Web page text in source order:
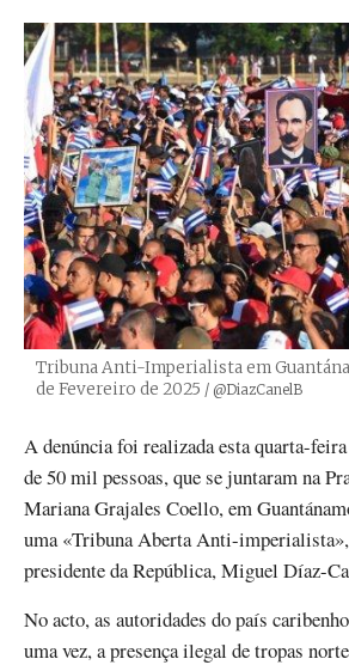
Tribuna Anti-Imperialista em
de Fevereiro de 2025 Créditos
/ @DiazCanelB
A denúncia foi realizada esta quarta-
de 50 mil pessoas, que se juntaram na
Mariana Grajales Coello, em
uma «Tribuna Aberta Anti-
presidente da República, Miguel Díaz-
No acto, as autoridades do país
uma vez, a presença ilegal de tropas